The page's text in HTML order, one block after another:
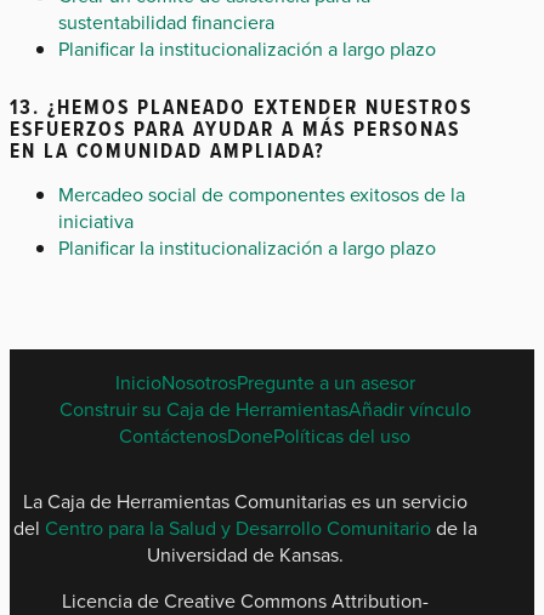
sustentabilidad financiera
Planificar la institucionalización a largo plazo
13. ¿HEMOS PLANEADO EXTENDER NUESTROS
ESFUERZOS PARA AYUDAR A MÁS PERSONAS
EN LA COMUNIDAD AMPLIADA?
Mercadeo social de componentes exitosos de la
iniciativa
Planificar la institucionalización a largo plazo
SPANISH
FOOTER
MENU
InicioNosotrosPregunte a un asesor
Construir su Caja de HerramientasAñadir vínculo
ContáctenosDonePolíticas del uso
La Caja de Herramientas Comunitarias es un servicio
del Centro para la Salud y Desarrollo Comunitariode la
Universidad de Kansas.
Licencia de Creative Commons Attribution-